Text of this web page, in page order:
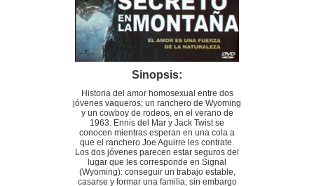
Sinopsis:
Historia del amor homosexual entre dos
jóvenes vaqueros; un ranchero de Wyoming
y un cowboy de rodeos, en el verano de
1963. Ennis del Mar y Jack Twist se
conocen mientras esperan en una cola a
que el ranchero Joe Aguirre les contrate.
Los dos jóvenes parecen estar seguros del
lugar que les corresponde en Signal
(Wyoming): conseguir un trabajo estable,
casarse y formar una familia; sin embargo